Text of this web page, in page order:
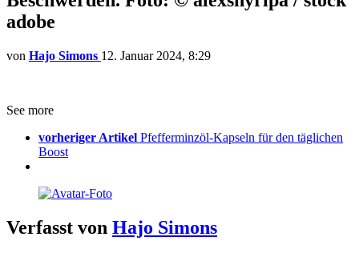
adobe
von Hajo Simons 12. Januar 2024, 8:29
See more
vorheriger Artikel Pfefferminzöl-Kapseln für den täglichen
Boost
Verfasst von Hajo Simons